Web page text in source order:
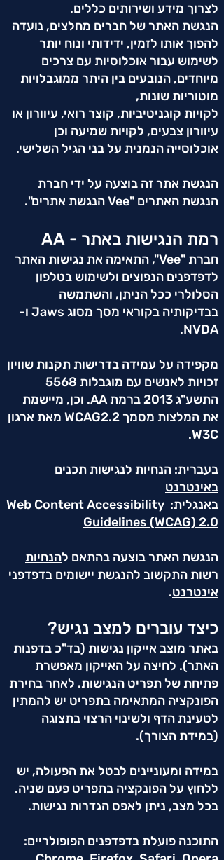
לצרוך מידע ושירותים כללים.
הנגשת האתר של חברים מחלצים, נועדה
להפוך אותו לזמין, ידידותי ונוח יותר
לשימוש עבור אוכלוסיות עם צרכים
מיוחדים, הנובעים בין היתר ממוגבלויות
מוטוריות שונות,
לקויות קוגניטיביות, קוצר רואי, עיוורון או
עיוורון צבעים, לקויות שמיעה וכן
אוכלוסייה הנמנית על בני הגיל השלישי.
הנגשת אתר זה בוצעה על ידי חברת
הנגשת האתרים "Vee הנגשת אתרים".
רמת הנגישות באתר - AA
חברת "Vee", התאימה את נגישות האתר
לדפדפנים הנפוצים ולשימוש בטלפון
הסלולרי ככל הניתן, והשתמשה
בבדיקותיה בקוראי מסך מסוג Jaws ו-
NVDA.
מקפידה על עמידה בדרישות תקנות שוויון
זכויות לאנשים עם מוגבלות 5568
התשע"ג 2013 ברמת AA. וכן, מיישמת
את המלצות מסמך WCAG2.2 מאת ארגון
W3C.
בעברית: הנחיות לנגישות תכנים
באינטרנט
באנגלית: Web Content Accessibility
Guidelines (WCAG) 2.0
הנגשת האתר בוצעה בהתאם להנחיות
רשות התקשוב להנגשת יישומים בדפדפני
אינטרנט.
כיצד עוברים למצב נגיש?
באתר מוצב אייקון נגישות (בד"כ בדפנות
האתר). לחיצה על האייקון מאפשרת
פתיחת של תפריט הנגישות. לאחר בחירת
הפונקציה המתאימה בתפריט יש להמתין
לטעינת הדף ולשינוי הרצוי בתצוגה
(במידת הצורך).
במידה ומעוניינים לבטל את הפעולה, יש
ללחוץ על הפונקציה בתפריט פעם שניה.
בכל מצב, ניתן לאפס הגדרות נגישות.
התוכנה פועלת בדפדפנים הפופולריים: